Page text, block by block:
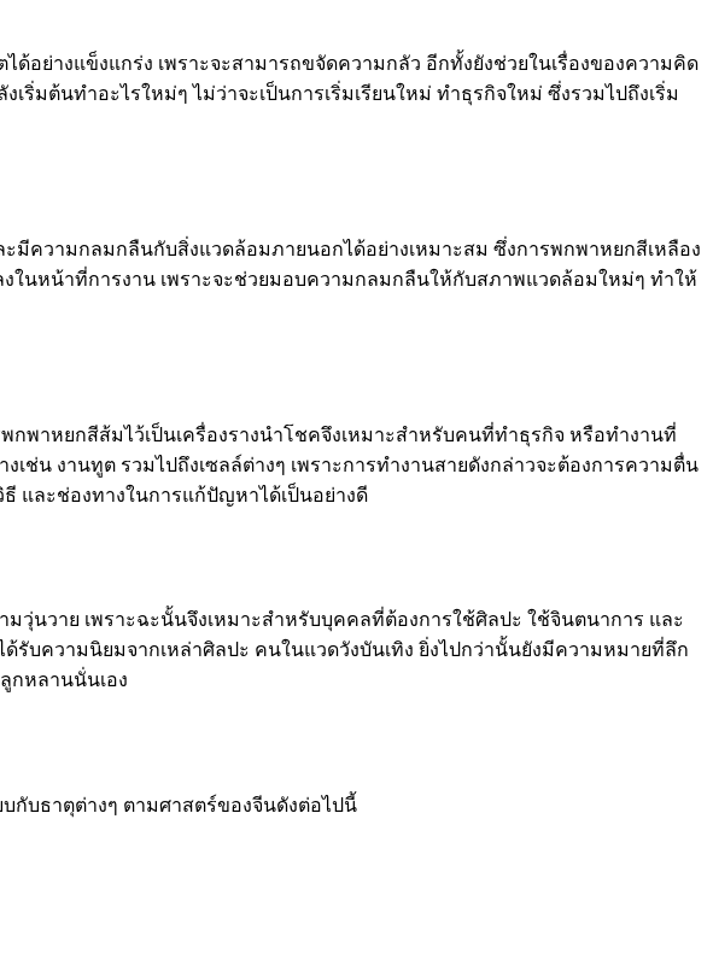
ย่างแข็งแกร่ง เพราะจะสามารถขจัดความกลัว อีกทั้งยังช่วยในเรื่องของความคิด
มต้นทำอะไรใหม่ๆ ไม่ว่าจะเป็นการเริ่มเรียนใหม่ ทำธุรกิจใหม่ ซึ่งรวมไปถึงเริ่ม
มีความกลมกลืนกับสิ่งแวดล้อมภายนอกได้อย่างเหมาะสม ซึ่งการพกพาหยกสีเหลือง
ในหน้าที่การงาน เพราะจะช่วยมอบความกลมกลืนให้กับสภาพแวดล้อมใหม่ๆ ทำให้
พาหยกสีส้มไว้เป็นเครื่องรางนำโชคจึงเหมาะสำหรับคนที่ทำธุรกิจ หรือทำงานที่
ช่น งานทูต รวมไปถึงเซลล์ต่างๆ เพราะการทำงานสายดังกล่าวจะต้องการความตื่น
และช่องทางในการแก้ปัญหาได้เป็นอย่างดี
นวาย เพราะฉะนั้นจึงเหมาะสำหรับบุคคลที่ต้องการใช้ศิลปะ ใช้จินตนาการ และ
รับความนิยมจากเหล่าศิลปะ คนในแวดวังบันเทิง ยิ่งไปกว่านั้นยังมีความหมายที่ลึก
กหลานนั่นเอง
กับธาตุต่างๆ ตามศาสตร์ของจีนดังต่อไปนี้